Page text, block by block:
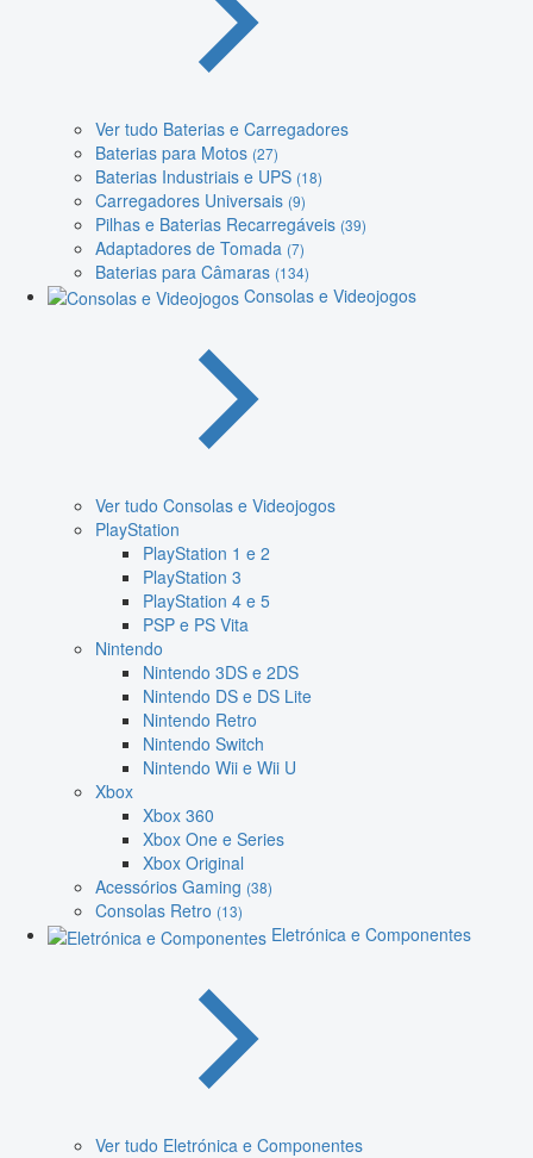
Ver tudo Baterias e Carregadores
Baterias para Motos (27)
Baterias Industriais e UPS (18)
Carregadores Universais (9)
Pilhas e Baterias Recarregáveis (39)
Adaptadores de Tomada (7)
Baterias para Câmaras (134)
Consolas e Videojogos
Ver tudo Consolas e Videojogos
PlayStation
PlayStation 1 e 2
PlayStation 3
PlayStation 4 e 5
PSP e PS Vita
Nintendo
Nintendo 3DS e 2DS
Nintendo DS e DS Lite
Nintendo Retro
Nintendo Switch
Nintendo Wii e Wii U
Xbox
Xbox 360
Xbox One e Series
Xbox Original
Acessórios Gaming (38)
Consolas Retro (13)
Eletrónica e Componentes
Ver tudo Eletrónica e Componentes